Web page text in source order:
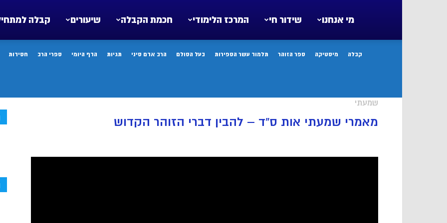
קבלה שיעורים חכמת הקבלה המרכז הלימודי שידור חי מי אנחנו
קבלה מיסטיקה ספר הזוהר תלמוד עשר הספירות בעל הסולם הרב אדם סיני תגיות הדף היומי ספרי הרב חסידות
שמעתי
מאמרי שמעתי אות ס”ד – להבין דברי הזוהר הקדוש